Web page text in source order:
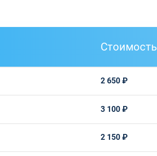
Стоимость
2 650 ₽
3 100 ₽
2 150 ₽